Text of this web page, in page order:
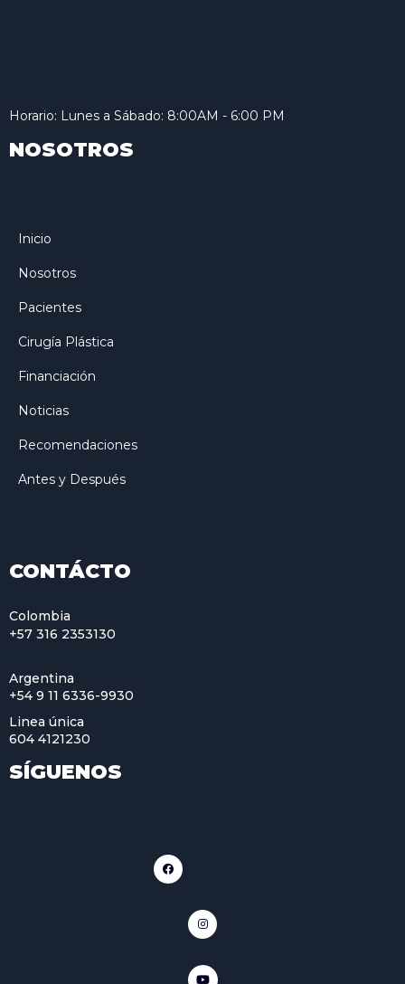
Horario: Lunes a Sábado: 8:00AM - 6:00 PM
NOSOTROS
Inicio
Nosotros
Pacientes
Cirugía Plástica
Financiación
Noticias
Recomendaciones
Antes y Después
CONTÁCTO
Colombia
+57 316 2353130
Argentina
+54 9 11 6336-9930
Linea única
604 4121230
SÍGUENOS